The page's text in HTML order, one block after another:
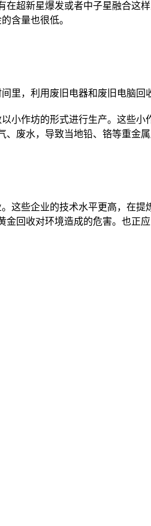
超新星爆发或者中子星融合这
含量也很低。
，利用废旧电器和废旧电脑回
小作坊的形式进行生产。这些
废水，导致当地铅、铬等重金
这些企业的技术水平更高，在
回收对环境造成的危害。也正